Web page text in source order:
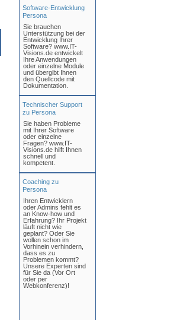
Software-Entwicklung
Persona
Sie brauchen
Unterstützung bei der
Entwicklung Ihrer
Software? www.IT-
Visions.de entwickelt
Ihre Anwendungen
oder einzelne Module
und übergibt Ihnen
den Quellcode mit
Dokumentation.
Technischer Support
zu Persona
Sie haben Probleme
mit Ihrer Software
oder einzelne
Fragen? www.IT-
Visions.de hilft Ihnen
schnell und
kompetent.
Coaching zu
Persona
Ihren Entwicklern
oder Admins fehlt es
an Know-how und
Erfahrung? Ihr Projekt
läuft nicht wie
geplant? Oder Sie
wollen schon im
Vorhinein verhindern,
dass es zu
Problemen kommt?
Unsere Experten sind
für Sie da (Vor Ort
oder per
Webkonferenz)!